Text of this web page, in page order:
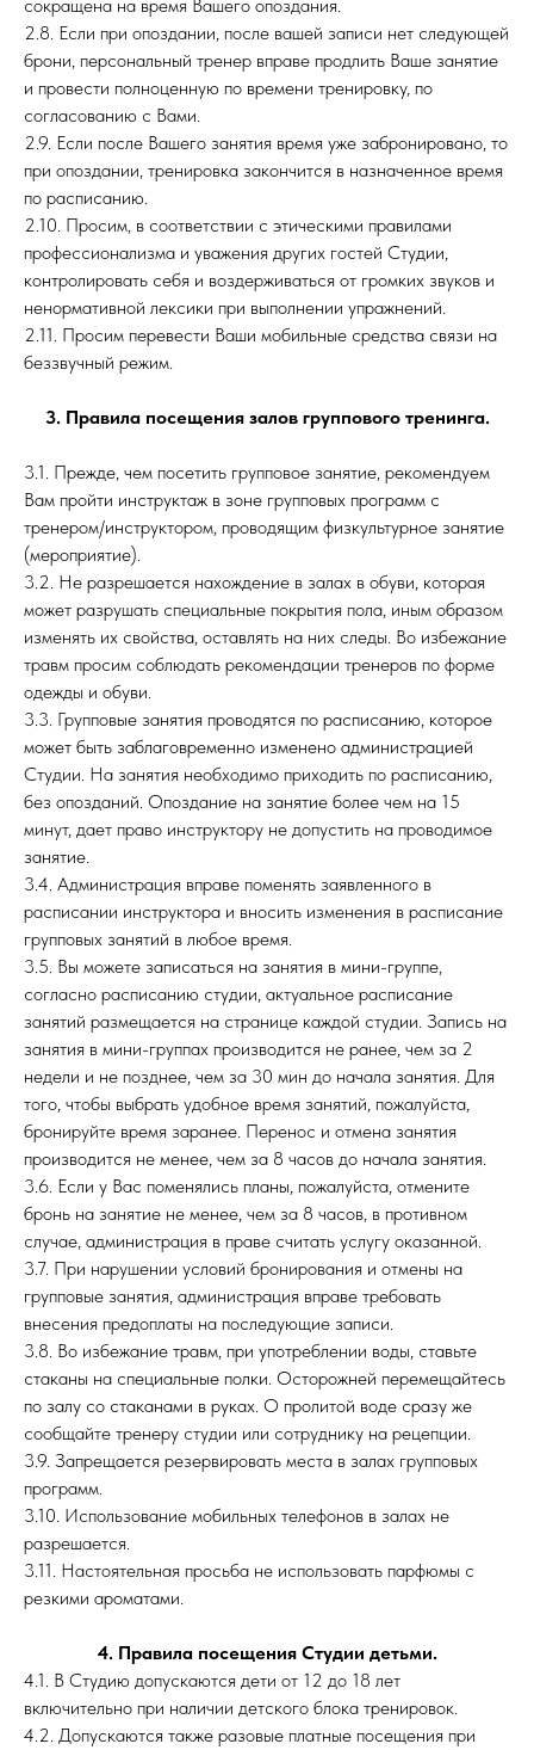
сокращена на время Вашего опоздания.
2.8. Если при опоздании, после вашей записи нет следующей
брони, персональный тренер вправе продлить Ваше занятие
и провести полноценную по времени тренировку, по
согласованию с Вами.
2.9. Если после Вашего занятия время уже забронировано, то
при опоздании, тренировка закончится в назначенное время
по расписанию.
2.10. Просим, в соответствии с этическими правилами
профессионализма и уважения других гостей Студии,
контролировать себя и воздерживаться от громких звуков и
ненормативной лексики при выполнении упражнений.
2.11. Просим перевести Ваши мобильные средства связи на
беззвучный режим.
3. Правила посещения залов группового тренинга.
3.1. Прежде, чем посетить групповое занятие, рекомендуем
Вам пройти инструктаж в зоне групповых программ с
тренером/инструктором, проводящим физкультурное занятие
(мероприятие).
3.2. Не разрешается нахождение в залах в обуви, которая
может разрушать специальные покрытия пола, иным образом
изменять их свойства, оставлять на них следы. Во избежание
травм просим соблюдать рекомендации тренеров по форме
одежды и обуви.
3.3. Групповые занятия проводятся по расписанию, которое
может быть заблаговременно изменено администрацией
Студии. На занятия необходимо приходить по расписанию,
без опозданий. Опоздание на занятие более чем на 15
минут, дает право инструктору не допустить на проводимое
занятие.
3.4. Администрация вправе поменять заявленного в
расписании инструктора и вносить изменения в расписание
групповых занятий в любое время.
3.5. Вы можете записаться на занятия в мини-группе,
согласно расписанию студии, актуальное расписание
занятий размещается на странице каждой студии. Запись на
занятия в мини-группах производится не ранее, чем за 2
недели и не позднее, чем за 30 мин до начала занятия. Для
того, чтобы выбрать удобное время занятий, пожалуйста,
бронируйте время заранее. Перенос и отмена занятия
производится не менее, чем за 8 часов до начала занятия.
3.6. Если у Вас поменялись планы, пожалуйста, отмените
бронь на занятие не менее, чем за 8 часов, в противном
случае, администрация в праве считать услугу оказанной.
3.7. При нарушении условий бронирования и отмены на
групповые занятия, администрация вправе требовать
внесения предоплаты на последующие записи.
3.8. Во избежание травм, при употреблении воды, ставьте
стаканы на специальные полки. Осторожней перемещайтесь
по залу со стаканами в руках. О пролитой воде сразу же
сообщайте тренеру студии или сотруднику на рецепции.
3.9. Запрещается резервировать места в залах групповых
программ.
3.10. Использование мобильных телефонов в залах не
разрешается.
3.11. Настоятельная просьба не использовать парфюмы с
резкими ароматами.
4. Правила посещения Студии детьми.
4.1. В Студию допускаются дети от 12 до 18 лет
включительно при наличии детского блока тренировок.
4.2. Допускаются также разовые платные посещения при